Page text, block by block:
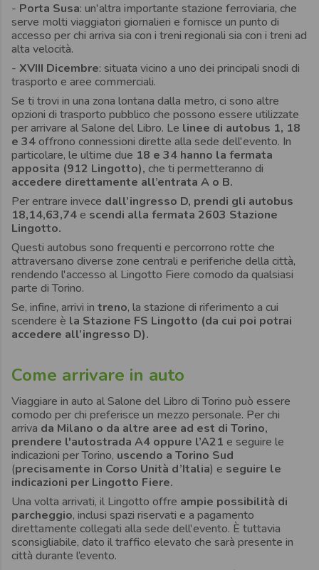
- Porta Susa: un'altra importante stazione ferroviaria, che
serve molti viaggiatori giornalieri e fornisce un punto di
accesso per chi arriva sia con i treni regionali sia con i treni ad
alta velocità.
- XVIII Dicembre: situata vicino a uno dei principali snodi di
trasporto e aree commerciali.
Se ti trovi in una zona lontana dalla metro, ci sono altre
opzioni di trasporto pubblico che possono essere utilizzate
per arrivare al Salone del Libro. Le linee di autobus 1, 18
e 34offrono connessioni dirette alla sede dell'evento. In
particolare, le ultime due 18 e 34 hanno la fermata
apposita (912 Lingotto), che ti permetteranno di
accedere direttamente all’entrata A o B.
Per entrare invece dall’ingresso D, prendi gli autobus
18,14,63,74e scendi alla fermata 2603 Stazione
Lingotto.
Questi autobus sono frequenti e percorrono rotte che
attraversano diverse zone centrali e periferiche della città,
rendendo l'accesso al Lingotto Fiere comodo da qualsiasi
parte di Torino.
Se, infine, arrivi in treno, la stazione di riferimento a cui
scendere è la Stazione FS Lingotto (da cui poi potrai
accedere all’ingresso D).
Come arrivare in auto
Viaggiare in auto al Salone del Libro di Torino può essere
comodo per chi preferisce un mezzo personale. Per chi
arriva da Milano o da altre aree ad est di Torino,
prendere l'autostrada A4 oppure l’A21 e seguire le
indicazioni per Torino, uscendo a Torino Sud
(precisamente in Corso Unità d’Italia) e seguire le
indicazioni per Lingotto Fiere.
Una volta arrivati, il Lingotto offre ampie possibilità di
parcheggio, inclusi spazi riservati e a pagamento
direttamente collegati alla sede dell'evento. È tuttavia
sconsigliabile, dato il traffico elevato che sarà presente in
città durante l’evento.